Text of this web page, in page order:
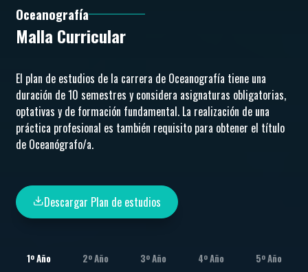
Oceanografía
Malla Curricular
El plan de estudios de la carrera de Oceanografía tiene una
duración de 10 semestres y considera asignaturas obligatorias,
optativas y de formación fundamental. La realización de una
práctica profesional es también requisito para obtener el título
de Oceanógrafo/a.
Descargar Plan de estudios
1º Año 2º Año 3º Año 4º Año 5º Año